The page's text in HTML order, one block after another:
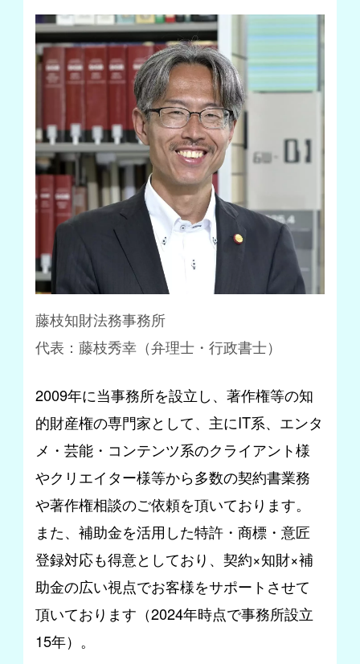
藤枝知財法務事務所
代表：藤枝秀幸（弁理士・行政書士）
2009年に当事務所を設立し、著作権等の知
的財産権の専門家として、主にIT系、エンタ
メ・芸能・コンテンツ系のクライアント様
やクリエイター様等から多数の契約書業務
や著作権相談のご依頼を頂いております。
また、補助金を活用した特許・商標・意匠
登録対応も得意としており、契約×知財×補
助金の広い視点でお客様をサポートさせて
頂いております （2024年時点で事務所設立
15年）。